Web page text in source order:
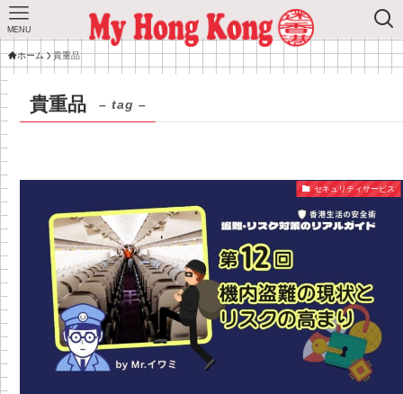
MENU
ホーム 貴重品
貴重品 – tag –
セキュリティサービス